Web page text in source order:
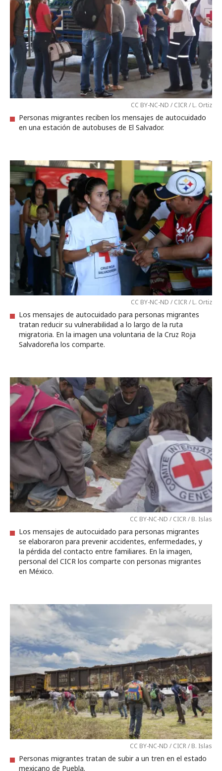
CC BY-NC-ND / CICR / L. Ortiz
Personas migrantes reciben los mensajes de autocuidado
en una estación de autobuses de El Salvador.
CC BY-NC-ND / CICR / L. Ortiz
Los mensajes de autocuidado para personas migrantes
tratan reducir su vulnerabilidad a lo largo de la ruta
migratoria. En la imagen una voluntaria de la Cruz Roja
Salvadoreña los comparte.
CC BY-NC-ND / CICR / B. Islas
Los mensajes de autocuidado para personas migrantes
se elaboraron para prevenir accidentes, enfermedades, y
la pérdida del contacto entre familiares. En la imagen,
personal del CICR los comparte con personas migrantes
en México.
CC BY-NC-ND / CICR / B. Islas
Personas migrantes tratan de subir a un tren en el estado
mexicano de Puebla.